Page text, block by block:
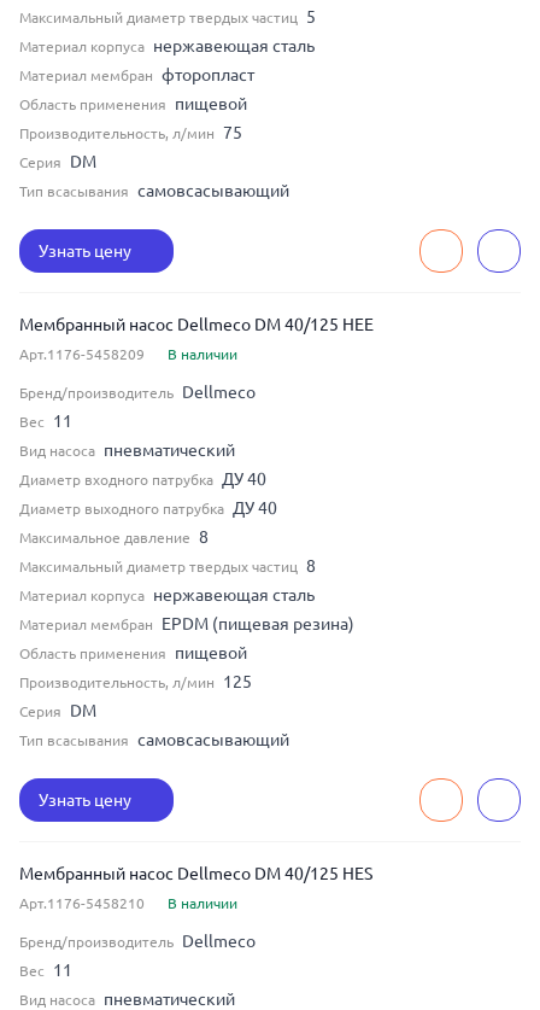
Максимальный диаметр твердых частиц 5
Материал корпуса нержавеющая сталь
Материал мембран фторопласт
Область применения пищевой
Производительность, л/мин 75
Серия DM
Тип всасывания самовсасывающий
Узнать цену
Мембранный насос Dellmeco DM 40/125 HEE
Арт.1176-5458209 В наличии
Бренд/производитель Dellmeco
Вес 11
Вид насоса пневматический
Диаметр входного патрубка ДУ 40
Диаметр выходного патрубка ДУ 40
Максимальное давление 8
Максимальный диаметр твердых частиц 8
Материал корпуса нержавеющая сталь
Материал мембран EPDM (пищевая резина)
Область применения пищевой
Производительность, л/мин 125
Серия DM
Тип всасывания самовсасывающий
Узнать цену
Мембранный насос Dellmeco DM 40/125 HES
Арт.1176-5458210 В наличии
Бренд/производитель Dellmeco
Вес 11
Вид насоса пневматический